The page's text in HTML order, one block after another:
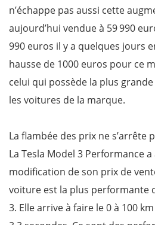
n’échappe pas aussi cette
aujourd’hui vendue à 59 990
990 euros il y a quelques jours
hausse de 1000 euros pour ce
celui qui possède la plus
les voitures de la marque.
La flambée des prix ne s’arrête
La Tesla Model 3 Performance
modification de son prix de
voiture est la plus performante
3. Elle arrive à faire le 0 à 100